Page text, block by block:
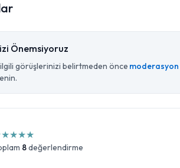
Önemsiyoruz
görüşlerinizi belirtmeden önce moderasyon
★★★★
8değerlendirme